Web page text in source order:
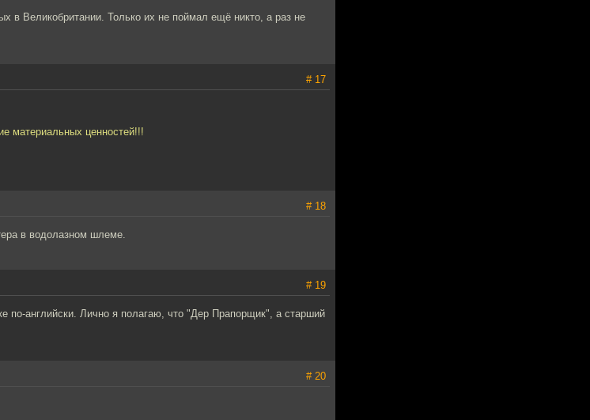
в Великобритании. Только их не поймал ещё никто, а раз не
# 17
материальных ценностей!!!
# 18
в водолазном шлеме.
# 19
по-английски. Лично я полагаю, что "Дер Прапорщик", а старший
# 20